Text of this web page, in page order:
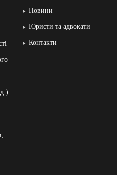
Новини
Юристи та адвокати
Контакти